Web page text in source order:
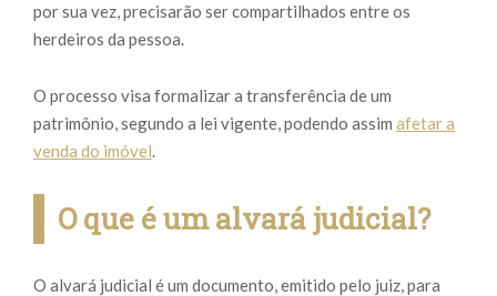
por sua vez, precisarão ser compartilhados entre os
herdeiros da pessoa.
O processo visa formalizar a transferência de um
patrimônio, segundo a lei vigente, podendo assim afetar a
venda do imóvel.
O que é um alvará judicial?
O alvará judicial é um documento, emitido pelo juiz, para